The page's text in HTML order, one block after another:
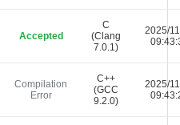
Accepted
C
(Clang
7.0.1)
2025/
Compilation
Error
C++
(GCC
9.2.0)
2025/